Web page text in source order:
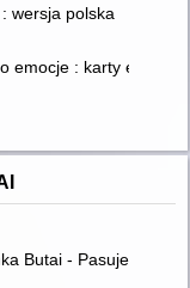
wersja polska
emocje : karty
body - a
Butai - Pasuje do